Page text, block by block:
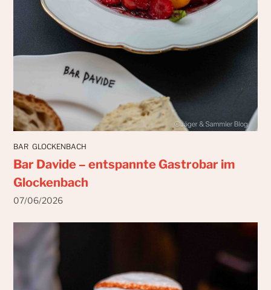
BAR GLOCKENBACH
Bar Davide – entspannte Gastrobar im
Glockenbach
07/06/2026